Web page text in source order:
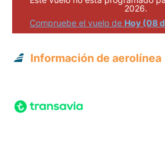
2026.
Compruebe el vuelo de Hoy (08
Información de aerolínea